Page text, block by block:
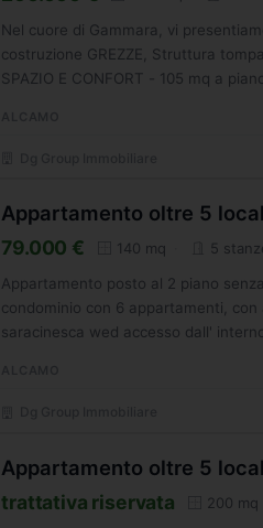
Nel cuore di Gammara, vi
costruzione GREZZE, Struttura
SPAZIO E CONFORT - 105 mq a
Appartamento oltre 5
79.000 € 140 mq 5
Appartamento posto al 2 piano
condominio con 6 appartamenti,
saracinesca wed accesso dall'
Appartamento oltre 5
trattativa riservata 200 mq